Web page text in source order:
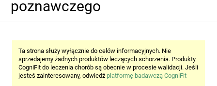
poznawczego
Ta strona służy wyłącznie do celów informacyjnych. Nie
sprzedajemy żadnych produktów leczących schorzenia. Produkty
CogniFit do leczenia chorób są obecnie w procesie walidacji. Jeśli
jesteś zainteresowany, odwiedź platformę badawczą CogniFit